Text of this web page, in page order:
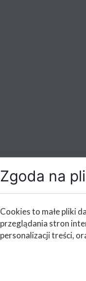
Zgoda na
Cookies to małe pliki
przeglądania stron
personalizacji treści,